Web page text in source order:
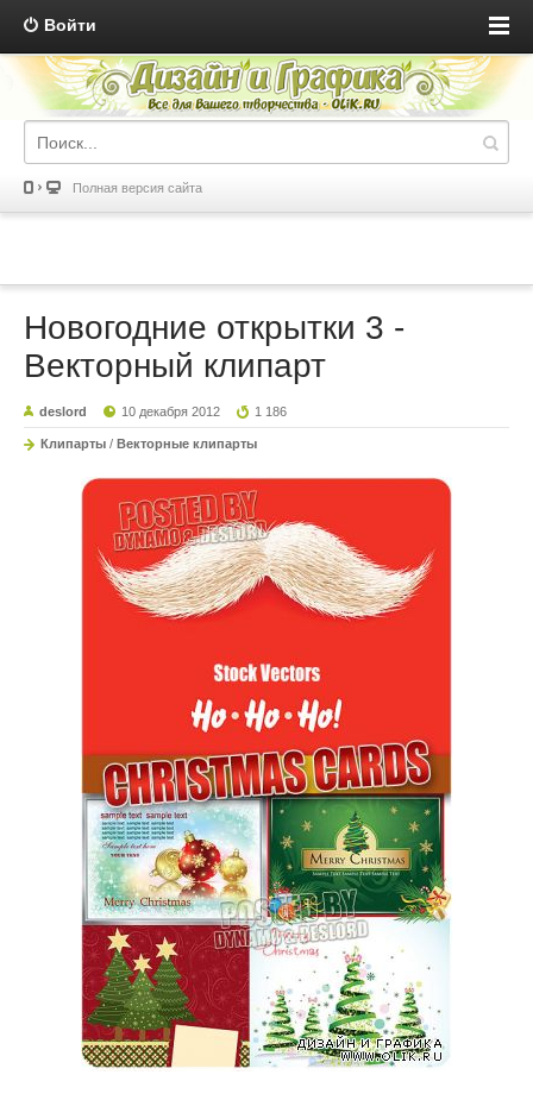
Войти
Полная версия сайта
Новогодние открытки 3 -
Векторный клипарт
deslord 10 декабря 2012 1 186
Клипарты / Векторные клипарты